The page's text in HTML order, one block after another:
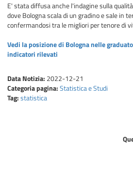
E' stata diffusa anche l'indagine sulla
dove Bologna scala di un gradino e sale in
confermandosi tra le migliori per tenore di
Vedi la posizione di Bologna nelle
indicatori rilevati
Data Notizia: 2022-12-21
Categoria pagina:Statistica e Studi
Tag:statistica